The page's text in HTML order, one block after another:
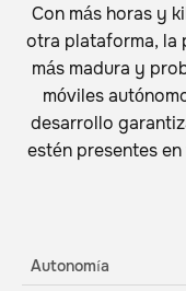
Con más horas y
otra plataforma, la
más madura y
móviles
desarrollo
estén presentes
Autonomía